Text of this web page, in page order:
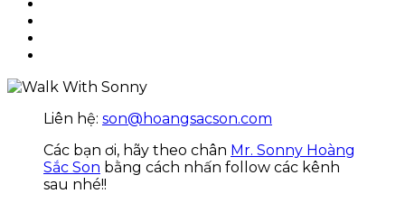
Liên hệ: son@hoangsacson.com
Các bạn ơi, hãy theo chân Mr. Sonny Hoàng
Sắc Son bằng cách nhấn follow các kênh
sau nhé!!